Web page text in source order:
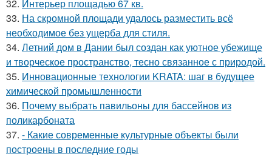
32. Интерьер площадью 67 кв.
33. На скромной площади удалось разместить всё
необходимое без ущерба для стиля.
34. Летний дом в Дании был создан как уютное убежище
и творческое пространство, тесно связанное с природой.
35. Инновационные технологии KRATA: шаг в будущее
химической промышленности
36. Почему выбрать павильоны для бассейнов из
поликарбоната
37. - Какие современные культурные объекты были
построены в последние годы